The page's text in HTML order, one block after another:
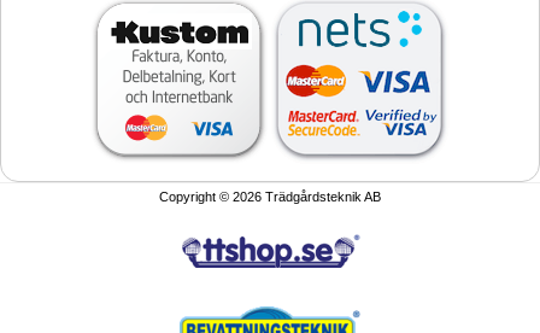
Copyright © 2026 Trädgårdsteknik AB